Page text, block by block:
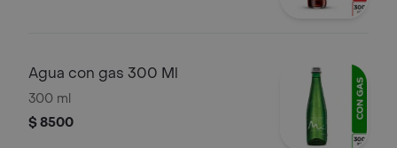
Agua con gas 300 Ml
300 ml
$ 8500